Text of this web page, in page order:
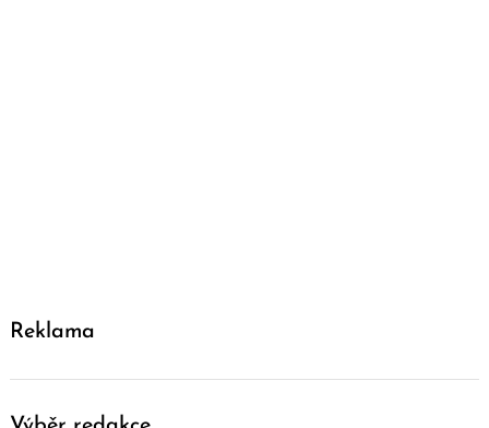
Reklama